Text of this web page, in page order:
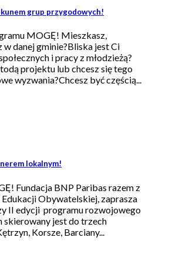
grup przygodowych!
MOGĘ! Mieszkasz,
w danej gminie?Bliska jest Ci
i pracy z młodzieżą?
projektu lub chcesz się tego
wyzwania?Chcesz być częścią...
lokalnym!
Fundacja BNP Paribas razem z
Edukacji Obywatelskiej, zaprasza
II edycji programu rozwojowego
skierowany jest do trzech
Korsze, Barciany...